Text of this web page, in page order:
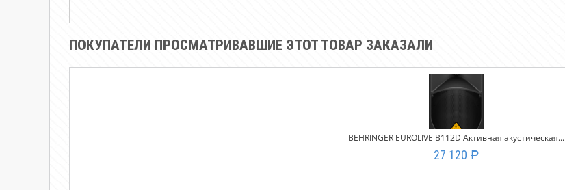
ПОКУПАТЕЛИ ПРОСМАТРИВАВШИЕ ЭТОТ ТОВАР ЗАКАЗАЛИ
BEHRINGER EUROLIVE B112D Активная акустическая...
27 120 Р